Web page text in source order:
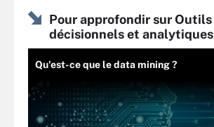
Pour approfondir sur Outils
décisionnels et analytiques
Qu'est-ce que le data mining ?